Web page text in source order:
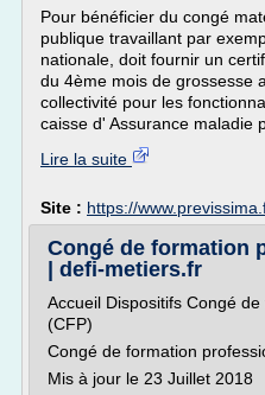
Pour bénéficier du congé
publique travaillant par
nationale, doit fournir un
du 4ème mois de grossesse
collectivité pour les
caisse d' Assurance maladie
Lire la suite
Site : https://
Congé de formation
| defi-metiers.fr
Accueil Dispositifs Congé
(CFP)
Congé de formation
Mis à jour le 23 Juillet 2018